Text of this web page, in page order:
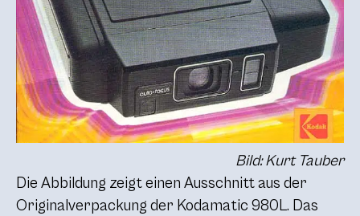
Bild: Kurt Tauber
Die Abbildung zeigt einen Ausschnitt aus der
Originalverpackung der Kodamatic 980L. Das